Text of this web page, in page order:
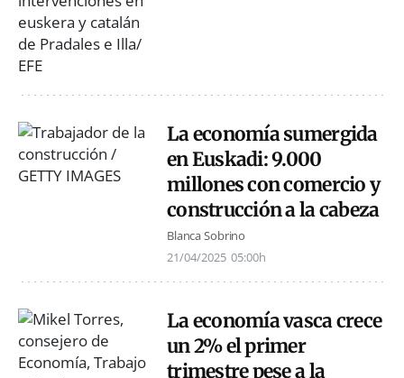
La economía sumergida
en Euskadi: 9.000
millones con comercio y
construcción a la cabeza
Blanca Sobrino
21/04/2025 05:00h
La economía vasca crece
un 2% el primer
trimestre pese a la